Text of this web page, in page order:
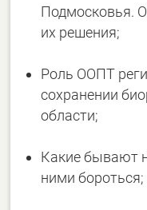
Подмосковья.
их решения;
Роль ООПТ
сохранении
области;
Какие бывают
ними бороться;